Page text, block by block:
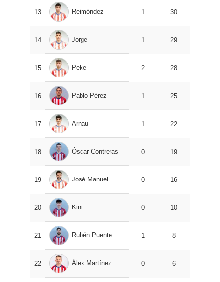
13 Reimóndez 1 30
14 Jorge 1 29
15 Peke 2 28
16 Pablo Pérez 1 25
17 Arnau 1 22
18 Óscar Contreras 0 19
19 José Manuel 0 16
20 Kini 0 10
21 Rubén Puente 1 8
22 Álex Martínez 0 6